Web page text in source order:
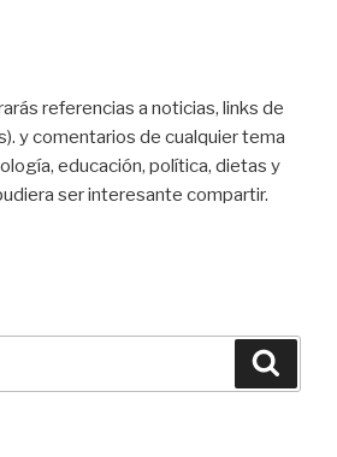
referencias a noticias, links de
y comentarios de cualquier tema
educación, política, dietas y
ser interesante compartir.